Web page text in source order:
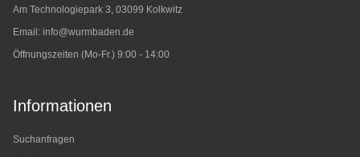
Am Technologiepark 3, 03099 Kolkwitz
Email: info@wurmbaden.de
Öffnungszeiten (Mo-Fr.) 9:00 - 14:00
Informationen
Suchanfragen